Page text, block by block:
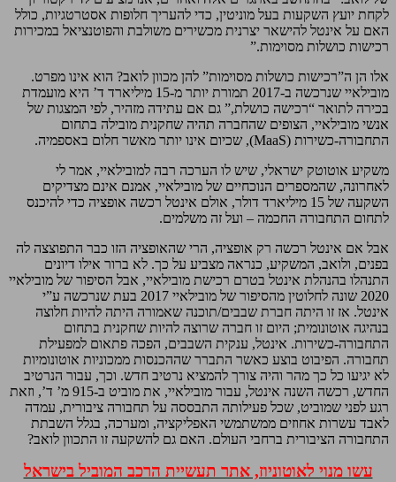
לקחת יועץ השקעות בעל מוניטין, כדי להעריך חלופות אסטרטגיות, כולל
האם על אינטל להישאר יצרנית מכשירים משולבת והפוטנציאל במכירות
רכישות כושלות מסוימות.”
אלו הן ה”רכישות כושלות מסוימות” להן מכוון לואב? הוא אינו מפרט.
מובילאיי שנרכשה ב-2017 תמורת יותר מ-15 מיליארד ד’ היא מועמדת
בכירה לתואר “רכישה כושלת,” גם אם עתידה מזהיר, לפי המצגות של
אנשי מובילאיי, הצופים שהחברה תהיה שחקנית מובילה בתחום
התחבורה-כשירות (MaaS), שכיום אינו יותר מאשר חלום באספמיה.
משקיע אוטוטק ישראלי, שיש לו הערכה רבה למובילאיי, אמר לי
לאחרונה, שהמספרים הנוכחיים של מובילאיי, אמנם אינם מצדיקים
השקעה של 15 מיליארד דולר, אולם אינטל רכשה אופציה כדי להיכנס
לתחום התחבורה החכמה – ועל זה משלמים.
אבל אם אינטל רכשה רק אופציה, הרי שהאופציה הזו כבר התפוצצה לה
בפנים, ולואב, המשקיע, כנראה מצביע על כך. לא ברור אילו דיונים
התנהלו בהנהלת אינטל בטרם רכישת מובילאיי, אבל הסיפור של מובילאיי
2020 שונה לחלוטין מהסיפור של מובילאיי 2017 בעת שנרכשה ע”י
אינטל. אז זו היתה חברת שבבים/תוכנה שאמורה היתה להיות חלוצה
בנהיגה אוטונומית; היום זו חברה שרוצה להיות שחקנית בתחום
התחבורה-כשירות. אינטל, ענקית השבבים, הפכה פתאום למפעילת
תחבורה. הפיבוט בוצע כאשר התברר שההכנסות ממכוניות אוטונומיות
לא יגיעו כל כך מהר והיה צורך להמציא נרטיב חדש. וכך, עבור הנרטיב
החדש, רכשה השנה אינטל, עבור מובילאיי, את מוביט ב-915 מ’ ד’, וזאת
רגע לפני שמוביט, שכל פעילותה התבססה על תחבורה ציבורית, עמדה
לאבד עשרות אחוזים ממשתמשי האפליקציה, ומערכה, בגלל השבתת
התחבורה הציבורית ברחבי העולם. האם גם להשקעה זו התכוון לואב?
עשו מנוי לאוטוניוז, אתר תעשיית הרכב המוביל בישראל